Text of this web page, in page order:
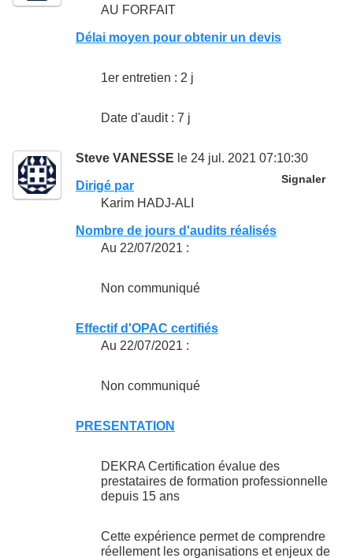
AU FORFAIT
Délai moyen pour obtenir un devis
1er entretien : 2 j
Date d'audit : 7 j
Steve VANESSE le 24 jul. 2021 07:10:30
Signaler
Dirigé par
Karim HADJ-ALI
Nombre de jours d'audits réalisés
Au 22/07/2021 :
Non communiqué
Effectif d'OPAC certifiés
Au 22/07/2021 :
Non communiqué
PRESENTATION
DEKRA Certification évalue des
prestataires de formation professionnelle
depuis 15 ans
Cette expérience permet de comprendre
réellement les organisations et enjeux de